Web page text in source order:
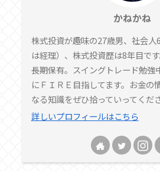
かねかね
株式投資が趣味の27歳男、社会
は経理）、株式投資歴は8年目で
長期保有。スイングトレード勉強
にＦＩＲＥ目指してます。お金の
なる知識をぜひ拾っていってく
詳しいプロフィールはこちら